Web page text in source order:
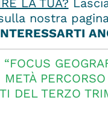
LA TUA?
nostra
PERCORSO
DEL TERZO